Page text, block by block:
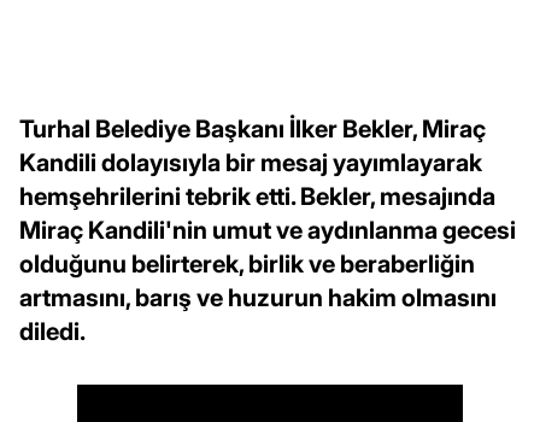
Turhal Belediye Başkanı İlker Bekler, Miraç
Kandili dolayısıyla bir mesaj yayımlayarak
hemşehrilerini tebrik etti. Bekler, mesajında
Miraç Kandili'nin umut ve aydınlanma gecesi
olduğunu belirterek, birlik ve beraberliğin
artmasını, barış ve huzurun hakim olmasını
diledi.